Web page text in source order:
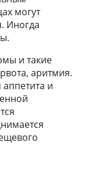
могут
Иногда
и такие
аритмия.
и